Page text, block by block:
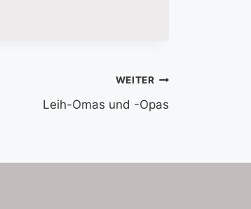
WEITER
Leih-Omas und -Opas